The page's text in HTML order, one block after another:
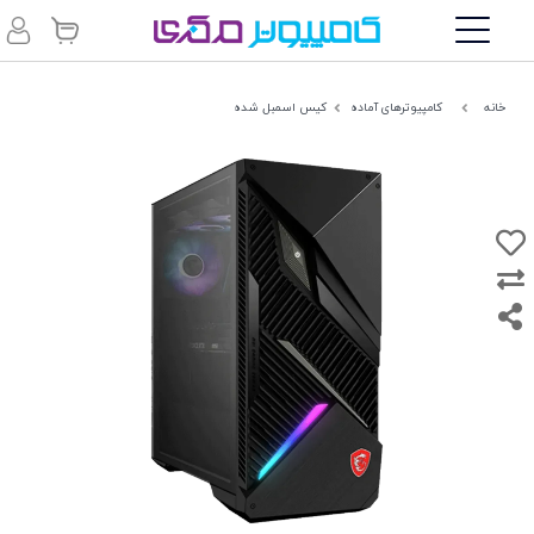
خانه کامپیوترهای آماده کیس اسمبل شده